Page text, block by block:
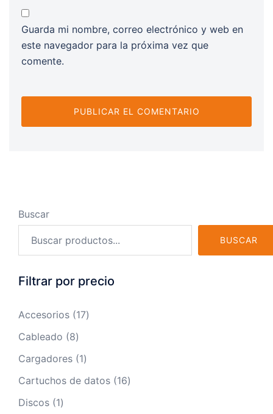
Guarda mi nombre, correo electrónico y web en
este navegador para la próxima vez que
comente.
Buscar
BUSCAR
Filtrar por precio
Accesorios 1717
Cableado 88
productos
Cargadores 11
producto
Cartuchos de datos 1616
Discos 11